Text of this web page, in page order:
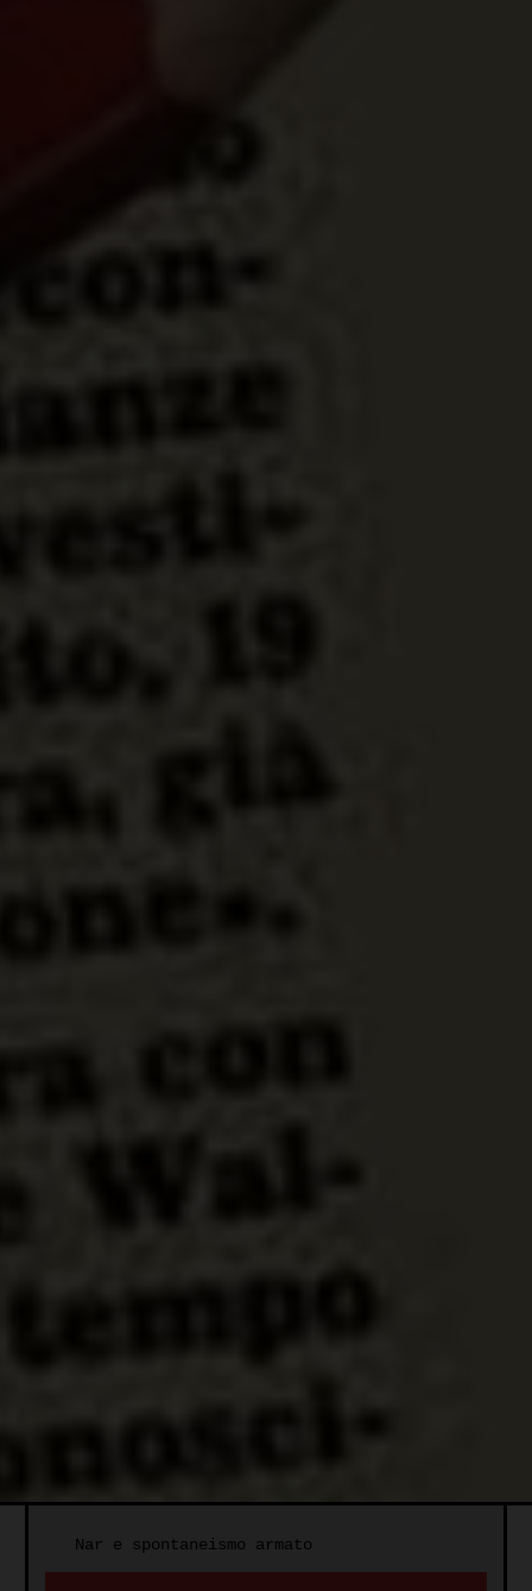
Nar e spontaneismo armato